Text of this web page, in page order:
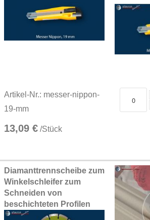
Artikel-Nr.: messer-nippon-
19-mm
13,09 € /Stück
Diamanttrennscheibe zum
Winkelschleifer zum
Schneiden von
beschichteten Profilen